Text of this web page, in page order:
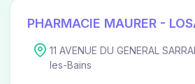
PHARMACIE MAURER -
11 AVENUE DU GENERAL
les-Bains